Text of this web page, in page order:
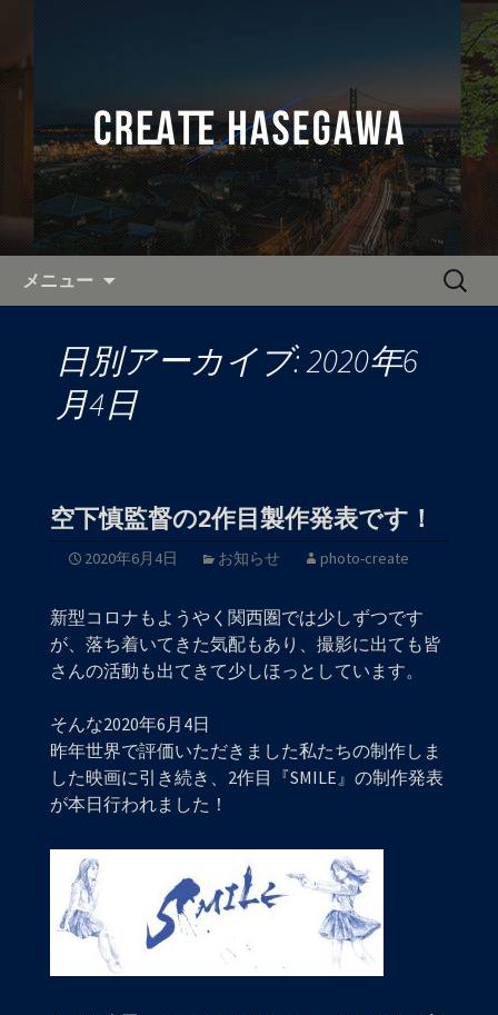
全国へ出張可能なカメラマン
「クリエイト長谷川」の公式ブ
ログ
奈良・関西を中心に活動し、全国へ出
張可能なカメラマンをお探しなら「有
限会社クリエイト長谷川」へ。
メニュー
検
日別アーカイブ: 2020年6
月4日
空下慎監督の2作目製作発表です！
2020年6月4日 お知らせ photo-create
新型コロナもようやく関西圏では少しずつです
が、落ち着いてきた気配もあり、撮影に出ても皆
さんの活動も出てきて少しほっとしています。
そんな2020年6月4日
昨年世界で評価いただきました私たちの制作しま
した映画に引き続き、2作目『SMILE』の制作発表
が本日行われました！